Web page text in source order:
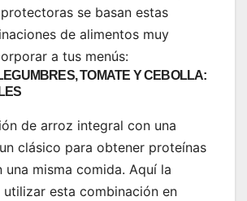
se basan estas
de alimentos muy
a tus menús:
TOMATE Y CEBOLLA:
de arroz integral con una
clásico para obtener proteínas
una misma comida. Aquí la
utilizar esta combinación en